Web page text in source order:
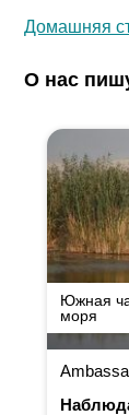
Домашняя
О нас
Южная
моря